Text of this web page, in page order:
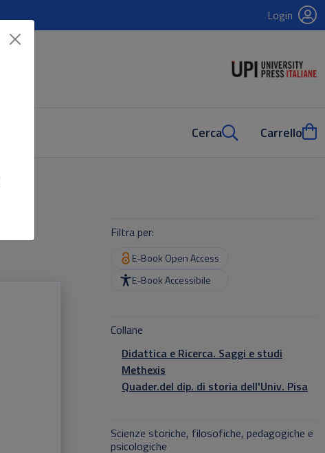
Login
Cerca Carrello
Filtra per:
E-Book Open Access
E-Book Accessibile
Collane
Didattica e Ricerca. Saggi e studi
Methexis
Quader.del dip. di storia dell'Univ. Pisa
Scienze storiche, filosofiche, pedagogiche e
psicologiche